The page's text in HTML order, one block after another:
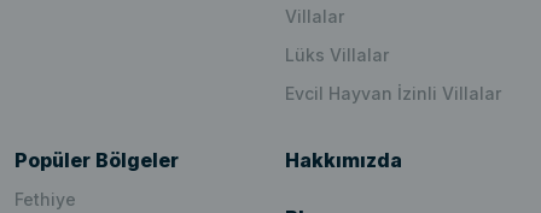
Villalar
Lüks Villalar
Evcil Hayvan İzinli Villalar
Popüler Bölgeler
Fethiye
Hakkımızda